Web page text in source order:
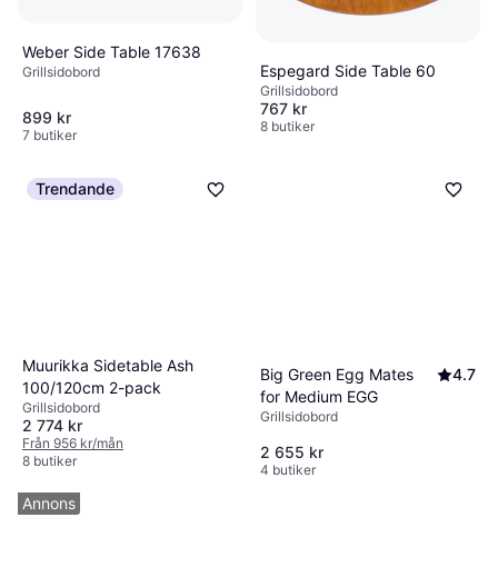
Weber Side Table 17638
Grillsidobord
899 kr
7 butiker
Espegard Side Table 60
Grillsidobord
767 kr
8 butiker
Trendande
Muurikka Sidetable Ash
100/120cm 2-pack
Grillsidobord
2 774 kr
Från 956 kr/mån
8 butiker
Big Green Egg Mates
for Medium EGG
4.7
Grillsidobord
2 655 kr
4 butiker
Annons